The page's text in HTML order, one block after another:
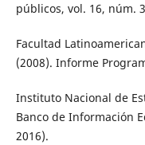
públicos, vol. 16, núm.
Facultad
(2008). Informe
Instituto Nacional de
Banco de Información
2016).